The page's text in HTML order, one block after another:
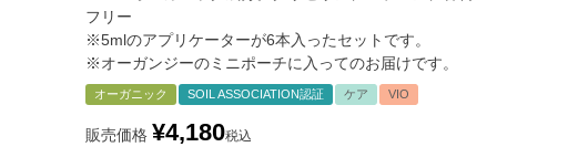
フリー
※5mlのアプリケーターが6本入ったセットです。
※オーガンジーのミニポーチに入ってのお届けです。
オーガニック SOIL ASSOCIATION認証 ケア VIO
販売価格 ¥4,180税込